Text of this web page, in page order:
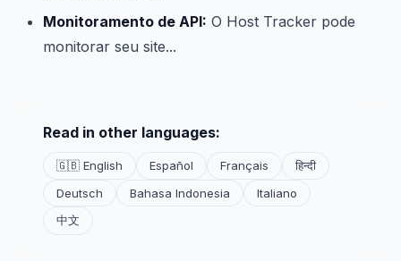
Monitoramento de API: O Host Tracker pode
monitorar seu site...
Read in other languages:
🇬🇧 English Español Français
हिन्दी
Deutsch
Bahasa Indonesia
Italiano
中文